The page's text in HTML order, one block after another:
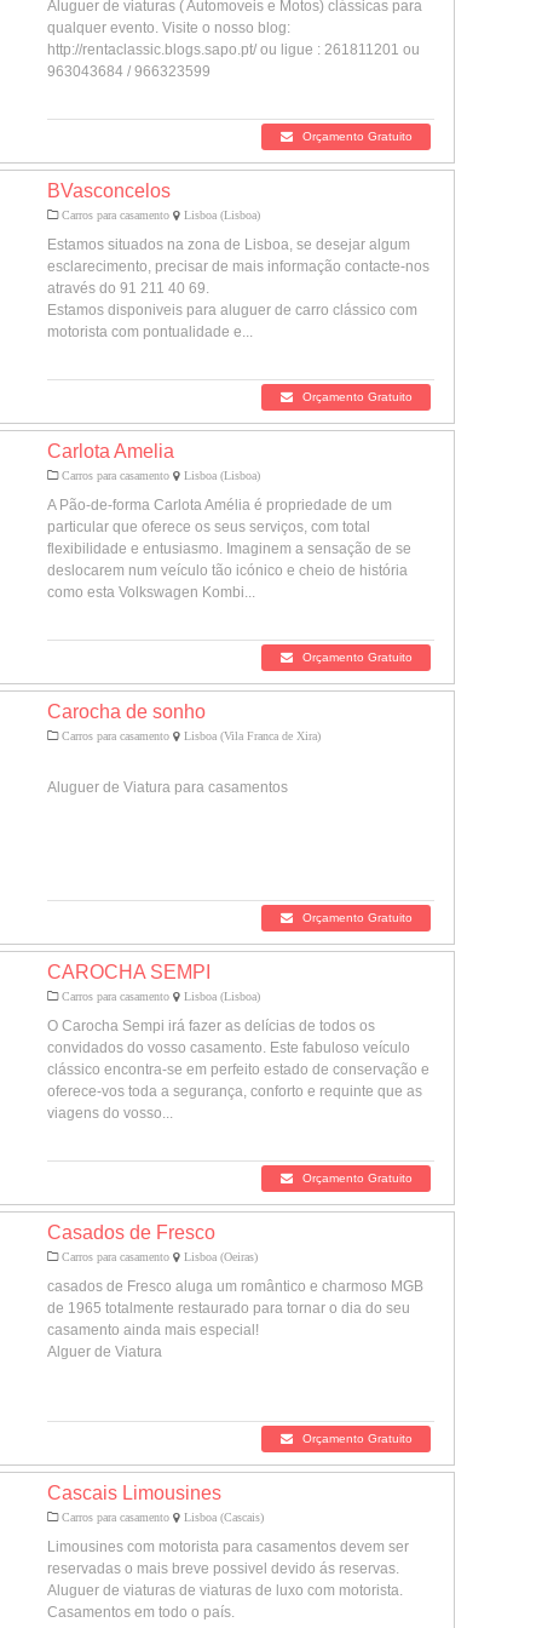
Aluguer de viaturas ( Automoveis e Motos) clássicas para
qualquer evento. Visite o nosso blog:
http://rentaclassic.blogs.sapo.pt/ ou ligue : 261811201 ou
963043684 / 966323599
Orçamento Gratuito
BVasconcelos
Carros para casamento Lisboa (Lisboa)
Estamos situados na zona de Lisboa, se desejar algum
esclarecimento, precisar de mais informação contacte-nos
através do 91 211 40 69.
Estamos disponiveis para aluguer de carro clássico com
motorista com pontualidade e...
Orçamento Gratuito
Carlota Amelia
Carros para casamento Lisboa (Lisboa)
A Pão-de-forma Carlota Amélia é propriedade de um
particular que oferece os seus serviços, com total
flexibilidade e entusiasmo. Imaginem a sensação de se
deslocarem num veículo tão icónico e cheio de história
como esta Volkswagen Kombi...
Orçamento Gratuito
Carocha de sonho
Carros para casamento Lisboa (Vila Franca de Xira)
Aluguer de Viatura para casamentos
Orçamento Gratuito
CAROCHA SEMPI
Carros para casamento Lisboa (Lisboa)
O Carocha Sempi irá fazer as delícias de todos os
convidados do vosso casamento. Este fabuloso veículo
clássico encontra-se em perfeito estado de conservação e
oferece-vos toda a segurança, conforto e requinte que as
viagens do vosso...
Orçamento Gratuito
Casados de Fresco
Carros para casamento Lisboa (Oeiras)
casados de Fresco aluga um romântico e charmoso MGB
de 1965 totalmente restaurado para tornar o dia do seu
casamento ainda mais especial!
Alguer de Viatura
Orçamento Gratuito
Cascais Limousines
Carros para casamento Lisboa (Cascais)
Limousines com motorista para casamentos devem ser
reservadas o mais breve possivel devido ás reservas.
Aluguer de viaturas de viaturas de luxo com motorista.
Casamentos em todo o país.